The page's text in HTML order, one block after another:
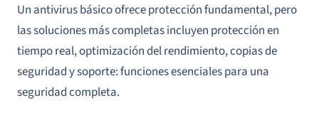
Un antivirus básico ofrece protección fundamental, pero
las soluciones más completas incluyen protección en
tiempo real, optimización del rendimiento, copias de
seguridad y soporte: funciones esenciales para una
seguridad completa.